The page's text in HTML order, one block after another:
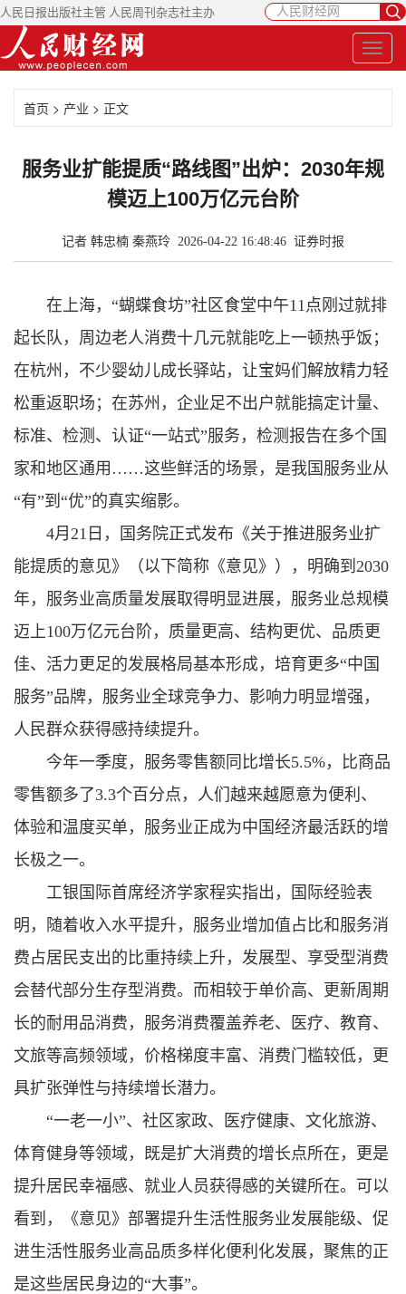
人民日报出版社主管 人民周刊杂志社主办
首页 > 产业 > 正文
服务业扩能提质“路线图”出炉：2030年规
模迈上100万亿元台阶
记者 韩忠楠 秦燕玲 2026-04-22 16:48:46 证券时报
在上海，“蝴蝶食坊”社区食堂中午11点刚过就排
起长队，周边老人消费十几元就能吃上一顿热乎饭；
在杭州，不少婴幼儿成长驿站，让宝妈们解放精力轻
松重返职场；在苏州，企业足不出户就能搞定计量、
标准、检测、认证“一站式”服务，检测报告在多个国
家和地区通用……这些鲜活的场景，是我国服务业从
“有”到“优”的真实缩影。
4月21日，国务院正式发布《关于推进服务业扩
能提质的意见》（以下简称《意见》），明确到2030
年，服务业高质量发展取得明显进展，服务业总规模
迈上100万亿元台阶，质量更高、结构更优、品质更
佳、活力更足的发展格局基本形成，培育更多“中国
服务”品牌，服务业全球竞争力、影响力明显增强，
人民群众获得感持续提升。
今年一季度，服务零售额同比增长5.5%，比商品
零售额多了3.3个百分点，人们越来越愿意为便利、
体验和温度买单，服务业正成为中国经济最活跃的增
长极之一。
工银国际首席经济学家程实指出，国际经验表
明，随着收入水平提升，服务业增加值占比和服务消
费占居民支出的比重持续上升，发展型、享受型消费
会替代部分生存型消费。而相较于单价高、更新周期
长的耐用品消费，服务消费覆盖养老、医疗、教育、
文旅等高频领域，价格梯度丰富、消费门槛较低，更
具扩张弹性与持续增长潜力。
“一老一小”、社区家政、医疗健康、文化旅游、
体育健身等领域，既是扩大消费的增长点所在，更是
提升居民幸福感、就业人员获得感的关键所在。可以
看到，《意见》部署提升生活性服务业发展能级、促
进生活性服务业高品质多样化便利化发展，聚焦的正
是这些居民身边的“大事”。